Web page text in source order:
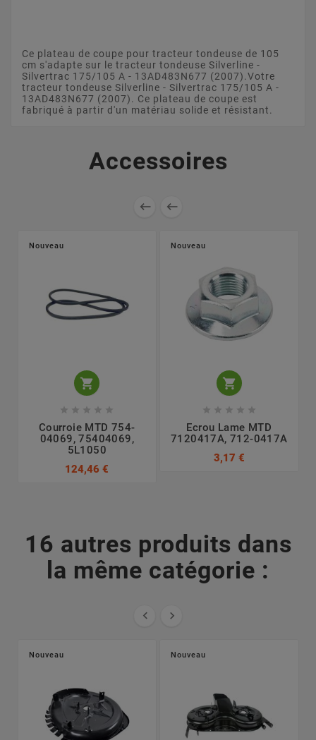
Ce plateau de coupe pour tracteur tondeuse de 105
cm s'adapte sur le tracteur tondeuse Silverline -
Silvertrac 175/105 A - 13AD483N677 (2007).Votre
tracteur tondeuse Silverline - Silvertrac 175/105 A -
13AD483N677 (2007). Ce plateau de coupe est
fabriqué à partir d'un matériau solide et résistant.
Accessoires
 
Nouveau

    
Courroie MTD 754-
04069, 75404069,
5L1050
124,46 €
Nouveau

    
Ecrou Lame MTD
7120417A, 712-0417A
3,17 €
16 autres produits dans
la même catégorie :
 
Nouveau Nouveau